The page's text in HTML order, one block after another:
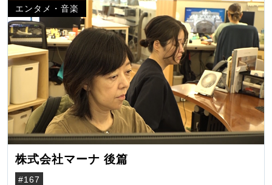
エンタメ・音楽
株式会社マーナ 後篇
#167